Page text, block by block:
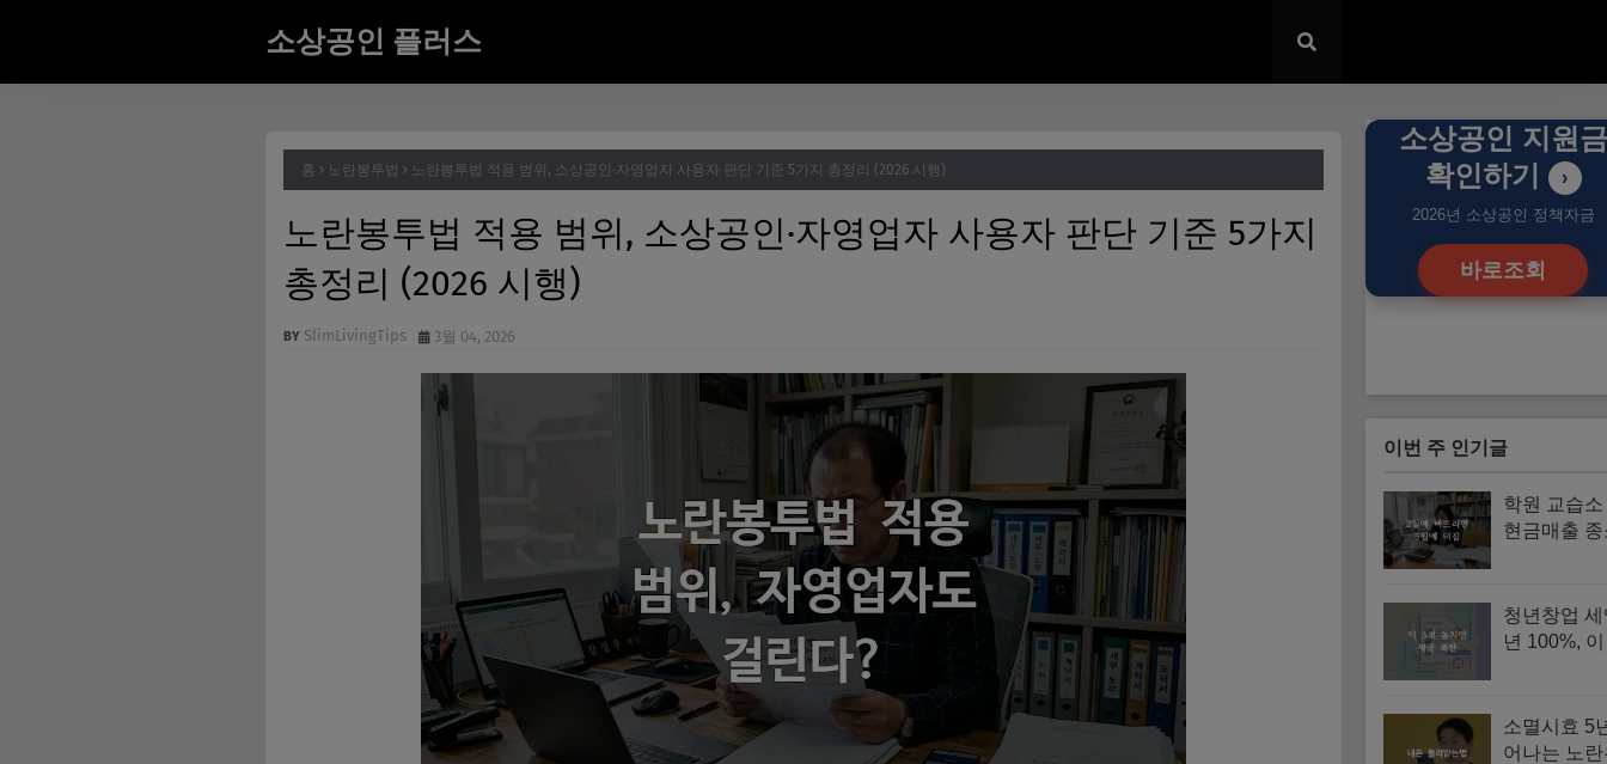
소상공인 플러스
홈 노란봉투법 노란봉투법 적용 범위, 소상공인·자영업자 사용자 판단 기준 5가지 총정리 (2026 시행)
노란봉투법 적용 범위, 소상공인·자영업자 사용자 판단 기준 5가지
총정리 (2026 시행)
SlimLivingTips 3월 04, 2026
소상공인 지원금
확인하기
›
2026년 소상공인 정책자금
바로조회
이번 주 인기글
학원 교습
현금매출
청년창업
년 100%,
소멸시효 5
어나는 노